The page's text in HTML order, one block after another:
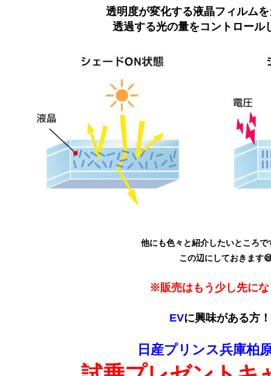
透明度が変化する液晶フィルム
透過する光の量をコントロール
他にも色々と紹介したいところで
この辺にしておきます
※販売はもう少し先に
EVに興味がある方
日産プリンス兵庫柏